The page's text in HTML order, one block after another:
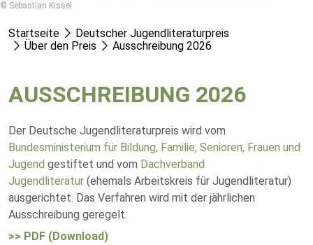
© Sebastian Kissel
Startseite
Deutscher Jugendliteraturpreis
Über den Preis
Ausschreibung 2026
AUSSCHREIBUNG 2026
Der Deutsche Jugendliteraturpreis wird vom
Bundesministerium für Bildung, Familie, Senioren, Frauen und
Jugend gestiftet und vom Dachverband
Jugendliteratur (ehemals Arbeitskreis für Jugendliteratur)
ausgerichtet. Das Verfahren wird mit der jährlichen
Ausschreibung geregelt.
>> PDF (Download)